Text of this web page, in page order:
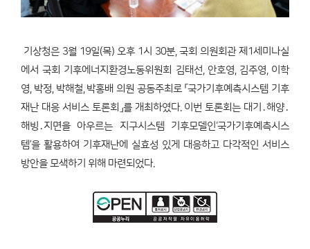
기상청은 3월 19일(목) 오후 1시 30분, 국회 의원회관 제1세미나실
에서 국회 기후에너지환경노동위원회 김태선, 안호영, 김주영, 이학
영, 박정, 박해철, 박홍배 의원 공동주최로 「국가기후예측시스템 기후
재난 대응 서비스 토론회」를 개최하였다. 이번 토론회는 대기․해양․
해빙․지면을 아우르는 지구시스템 기후모델인‘국가기후예측시스
템’을 활용하여 기후재난에 실효성 있게 대응하고 다각적인 서비스
방안을 모색하기 위해 마련되었다.